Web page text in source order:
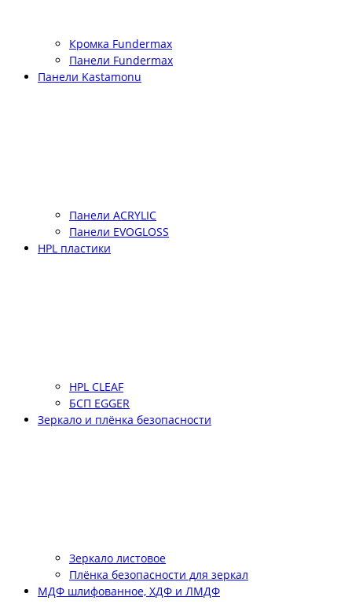
Кромка Fundermax
Панели Fundermax
Панели Kastamonu
Панели ACRYLIC
Панели EVOGLOSS
HPL пластики
HPL CLEAF
БСП EGGER
Зеркало и плёнка безопасности
Зеркало листовое
Плёнка безопасности для зеркал
МДФ шлифованное, ХДФ и ЛМДФ